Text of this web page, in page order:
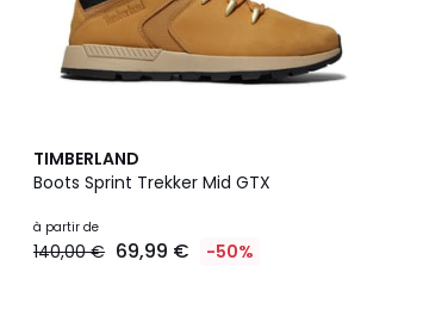
TIMBERLAND
Boots Sprint Trekker Mid GTX
à partir de
140,00 € 69,99 € -50%